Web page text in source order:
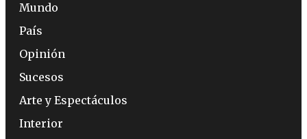
Mundo
País
Opinión
Sucesos
Arte y Espectáculos
Interior